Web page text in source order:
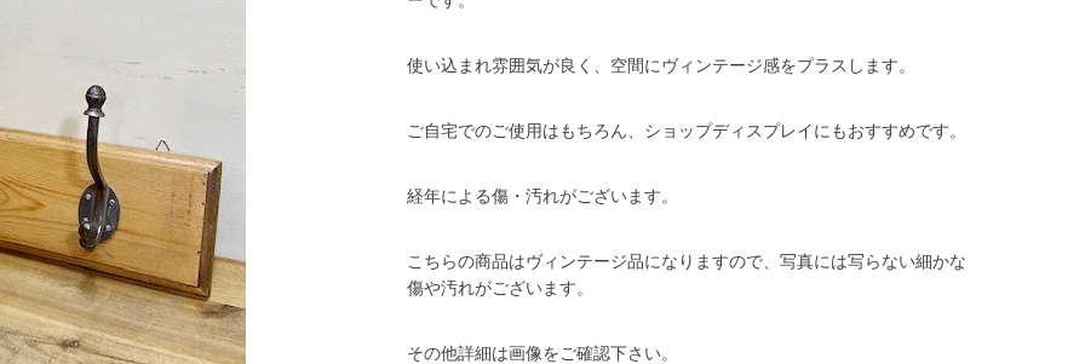
使い込まれ雰囲気が良く、空間にヴィンテージ感をプラスします。
ご自宅でのご使用はもちろん、ショップディスプレイにもおすすめです。
経年による傷・汚れがございます。
こちらの商品はヴィンテージ品になりますので、写真には写らない細かな
傷や汚れがございます。
その他詳細は画像をご確認下さい。